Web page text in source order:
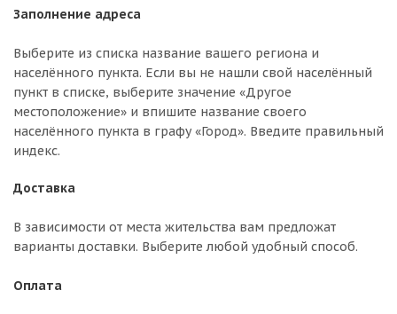
Заполнение адреса
Выберите из списка название вашего региона и
населённого пункта. Если вы не нашли свой населённый
пункт в списке, выберите значение «Другое
местоположение» и впишите название своего
населённого пункта в графу «Город». Введите правильный
индекс.
Доставка
В зависимости от места жительства вам предложат
варианты доставки. Выберите любой удобный способ.
Оплата